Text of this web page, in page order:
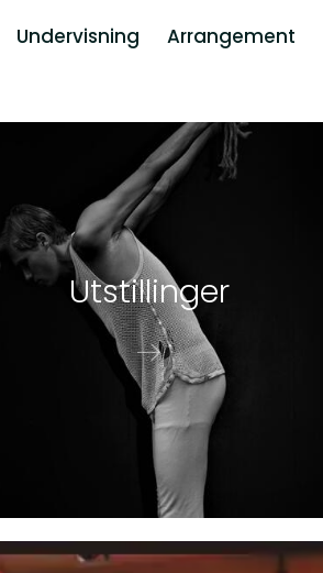
Undervisning Arrangement
Ut­stil­lin­ger